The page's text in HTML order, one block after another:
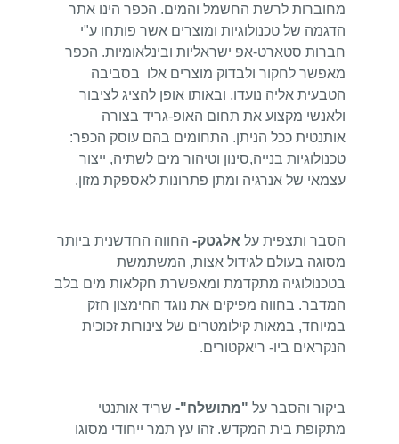
מחוברות לרשת החשמל והמים. הכפר הינו אתר
הדגמה של טכנולוגיות ומוצרים אשר פותחו ע"י
חברות סטארט-אפ ישראליות ובינלאומיות. הכפר
מאפשר לחקור ולבדוק מוצרים אלו בסביבה
הטבעית אליה נועדו, ובאותו אופן להציג לציבור
ולאנשי מקצוע את תחום האופ-גריד בצורה
אותנטית ככל הניתן. התחומים בהם עוסק הכפר:
טכנולוגיות בנייה,סינון וטיהור מים לשתיה, ייצור
עצמאי של אנרגיה ומתן פתרונות לאספקת מזון.
הסבר ותצפית על אלגטק- החווה החדשנית ביותר
מסוגה בעולם לגידול אצות, המשתמשת
בטכנולוגיה מתקדמת ומאפשרת חקלאות מים בלב
המדבר. בחווה מפיקים את נוגד החימצון חזק
במיוחד, במאות קילומטרים של צינורות זכוכית
הנקראים ביו- ריאקטורים.
ביקור והסבר על "מתושלח"- שריד אותנטי
מתקופת בית המקדש. זהו עץ תמר ייחודי מסוגו